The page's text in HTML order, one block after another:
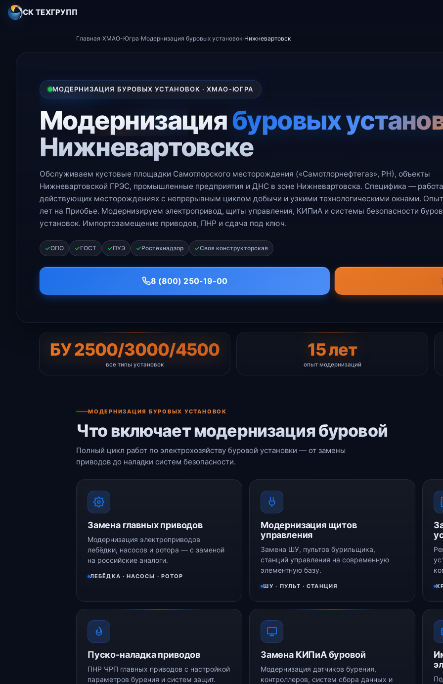
СК ТЕХГРУПП
Главная›ХМАО-Югра›Модернизация буровых установок›Нижневартовск
МОДЕРНИЗАЦИЯ БУРОВЫХ УСТАНОВОК · ХМАО-ЮГРА
Модернизациябуровых
Нижневартовске
Обслуживаем кустовые площадки Самотлорского месторождения («Самотлорнефтегаз», РН), объекты
Нижневартовской ГРЭС, промышленные предприятия и ДНС в зоне Нижневартовска. Специфика —
действующих месторождениях с непрерывным циклом добычи и узкими технологическими окнами.
лет на Приобье. Модернизируем электропривод, щиты управления, КИПиА и системы безопасности
установок. Импортозамещение приводов, ПНР и сдача под ключ.
ОПО ГОСТ ПУЭ Ростехнадзор Своя конструкторская
8 (800) 250-19-00
БУ 2500/3000/4500
все типы установок
15 лет
опыт модернизаций
МОДЕРНИЗАЦИЯ БУРОВЫХ УСТАНОВОК
Что включает модернизация буровой
Полный цикл работ по электрохозяйству буровой установки — от замены
приводов до наладки систем безопасности.
Замена главных приводов
Модернизация электроприводов
лебёдки, насосов и ротора — с заменой
на российские аналоги.
ЛЕБЁДКА · НАСОСЫ · РОТОР
Модернизация щитов
управления
Замена ШУ, пультов бурильщика,
станций управления на современную
элементную базу.
ШУ · ПУЛЬТ · СТАНЦИЯ
Пуско-наладка приводов
ПНР ЧРП главных приводов с настройкой
параметров бурения и систем защит.
Замена КИПиА буровой
Модернизация датчиков бурения,
контроллеров, систем сбора данных и